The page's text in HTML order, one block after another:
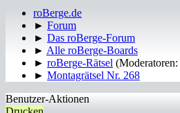
roBerge.de
► Forum
► Das roBerge-Forum
► Alle roBerge-Boards
► roBerge-Rätsel (Moderatoren:
► Montagrätsel Nr. 268
Benutzer-Aktionen